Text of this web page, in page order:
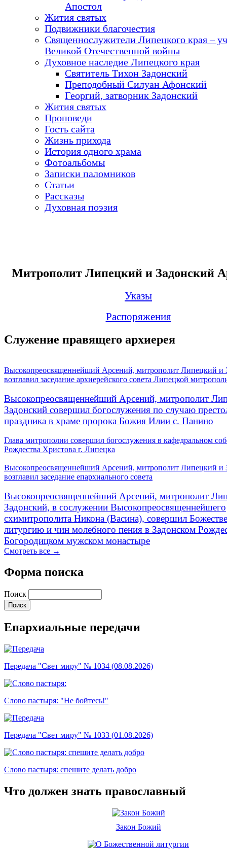
Апостол
Жития святых
Подвижники благочестия
Священнослужители Липецкого края –
Великой Отечественной войны
Духовное наследие Липецкого края
Святитель Тихон Задонский
Преподобный Силуан Афонский
Георгий, затворник Задонский
Жития святых
Проповеди
Гость сайта
Жизнь прихода
История одного храма
Фотоальбомы
Записки паломников
Статьи
Рассказы
Духовная поэзия
Митрополит Липецкий и Задонский
Указы
Распоряжения
Служение правящего архиерея
Высокопреосвященнейший Арсений, митрополит Липецкий и
возглавил заседание архиерейского совета Липецкой
Высокопреосвященнейший Арсений, митрополит
Задонский совершил богослужения по случаю
праздника в храме пророка Божия Илии с. Панино
Глава митрополии совершил богослужения в кафедральном
Рождества Христова г. Липецка
Высокопреосвященнейший Арсений, митрополит Липецкий и
возглавил заседание епархиального совета
Высокопреосвященнейший Арсений, митрополит
Задонский, в сослужении Высокопреосвященнейшего
схимитрополита Никона (Васина), совершил
литургию и чин молебного пения в Задонском
Богородицком мужском монастыре
Смотреть все →
Форма поиска
Поиск
Епархиальные передачи
Передача "Свет миру" № 1034 (08.08.2026)
Слово пастыря: "Не бойтесь!"
Передача "Свет миру" № 1033 (01.08.2026)
Слово пастыря: спешите делать добро
Что должен знать православный
Закон Божий